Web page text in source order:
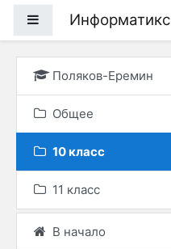
Боковая панель
Информатикс
Поляков-Еремин
Общее
10 класс
11 класс
В начало